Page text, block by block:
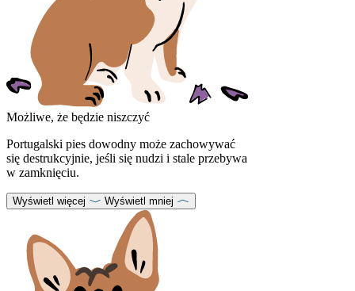
Możliwe, że będzie niszczyć
Portugalski pies dowodny może zachowywać
się destrukcyjnie, jeśli się nudzi i stale przebywa
w zamknięciu.
Wyświetl więcej Wyświetl mniej